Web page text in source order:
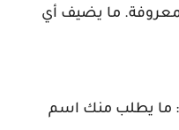
المعروفة. ما يضيف أي
: ما يطلب منك اسم